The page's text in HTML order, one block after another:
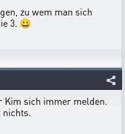
zu wem man sich
3. 😀
Kim sich immer melden.
nichts.